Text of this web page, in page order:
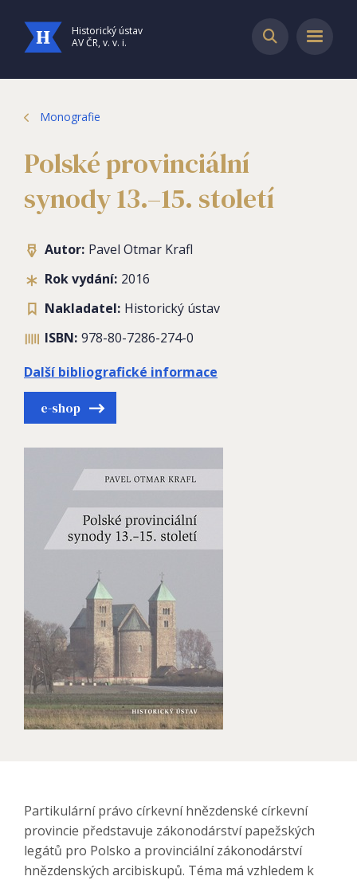
Historický ústav
AV ČR, v. v. i.
Monografie
Polské provinciální
synody 13.–15. století
Autor: Pavel Otmar Krafl
Rok vydání: 2016
Nakladatel: Historický ústav
ISBN: 978-80-7286-274-0
Další bibliografické informace
e-shop
Partikulární právo církevní hnězdenské církevní
provincie představuje zákonodárství papežských
legátů pro Polsko a provinciální zákonodárství
hnězdenských arcibiskupů. Téma má vzhledem k